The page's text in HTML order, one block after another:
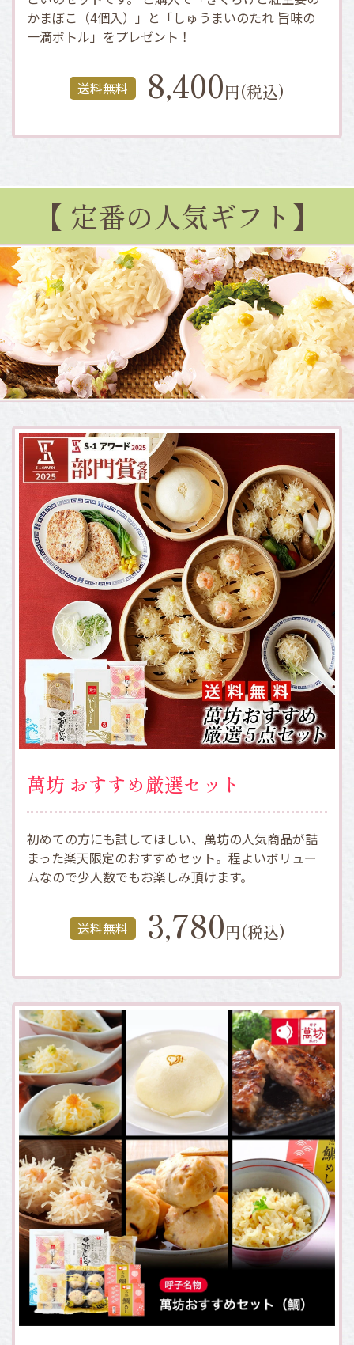
かまぼこ（4個入）」と「しゅうまいのたれ 旨味の
一滴ボトル」をプレゼント！
送料無料 8,400円(税込)
【 定番の人気ギフト】
萬坊 おすすめ厳選セット
初めての方にも試してほしい、萬坊の人気商品が詰
まった楽天限定のおすすめセット。程よいボリュー
ムなので少人数でもお楽しみ頂けます。
送料無料 3,780円(税込)